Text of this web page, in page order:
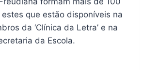
que estão disponíveis na
da ‘Clínica da Letra’ e na
da Escola.